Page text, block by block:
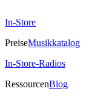
In-Store
PreiseMusikkatalog
In-Store-Radios
RessourcenBlog